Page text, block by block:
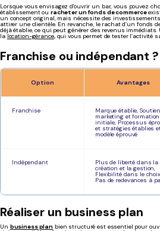
Lorsque vous envisagez d'ouvrir un bar, vous pouvez
établissement ou racheter un fonds de commerce
un concept original, mais nécessite des
attirer une clientèle. En revanche, le rachat d’un fonds
déjà établie, ce qui peut générer des revenus
lalocation-gérance,qui vous permet de tester l’activité
Franchise ou indépendant ?
Option Avantages
Franchise Marque établie, Soutien
marketing et formation
initiale, Processus
et stratégies établies
modèle éprouvé
Indépendant Plus de liberté dans la
création et la gestion,
Flexibilité dans le
Pas de redevances à
Réaliser un business plan
Un business plan bien structuré est essentiel pour